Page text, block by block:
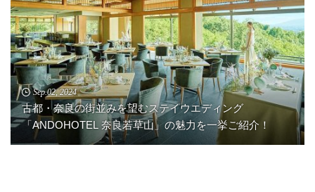
Sep.02, 2024
古都・奈良の街並みを望むステイウエディング
「ANDOHOTEL 奈良若草山」の魅力を一挙ご紹介！